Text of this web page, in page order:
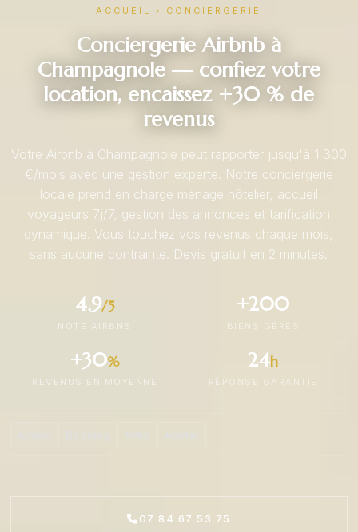
ACCUEIL › CONCIERGERIE
Conciergerie Airbnb à
Champagnole — confiez votre
location, encaissez +30 % de
revenus
Votre Airbnb à Champagnole peut rapporter jusqu'à 1 300
€/mois avec une gestion experte. Notre conciergerie
locale prend en charge ménage hôtelier, accueil
voyageurs 7j/7, gestion des annonces et tarification
dynamique. Vous touchez vos revenus chaque mois,
sans aucune contrainte. Devis gratuit en 2 minutes.
4.9/5
NOTE AIRBNB
+200
BIENS GÉRÉS
+30%
REVENUS EN MOYENNE
24h
RÉPONSE GARANTIE
07 84 67 53 75